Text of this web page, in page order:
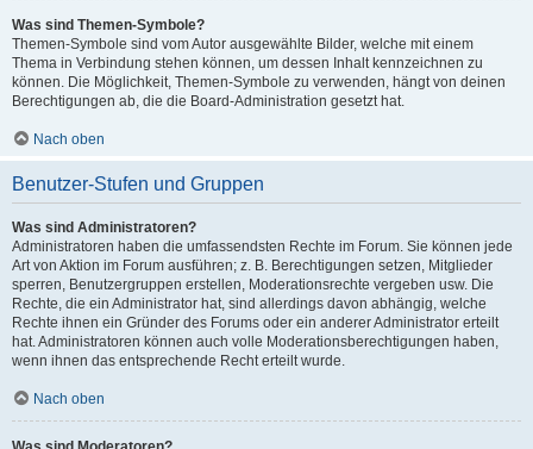
Was sind Themen-Symbole?
Themen-Symbole sind vom Autor ausgewählte Bilder, welche mit einem
Thema in Verbindung stehen können, um dessen Inhalt kennzeichnen zu
können. Die Möglichkeit, Themen-Symbole zu verwenden, hängt von deinen
Berechtigungen ab, die die Board-Administration gesetzt hat.
Nach oben
Benutzer-Stufen und Gruppen
Was sind Administratoren?
Administratoren haben die umfassendsten Rechte im Forum. Sie können jede
Art von Aktion im Forum ausführen; z. B. Berechtigungen setzen, Mitglieder
sperren, Benutzergruppen erstellen, Moderationsrechte vergeben usw. Die
Rechte, die ein Administrator hat, sind allerdings davon abhängig, welche
Rechte ihnen ein Gründer des Forums oder ein anderer Administrator erteilt
hat. Administratoren können auch volle Moderationsberechtigungen haben,
wenn ihnen das entsprechende Recht erteilt wurde.
Nach oben